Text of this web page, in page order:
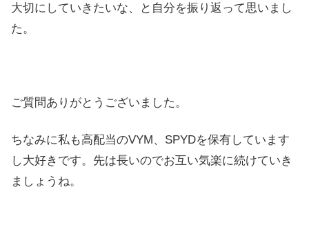
大切にしていきたいな、と自分を振り返って思いまし
た。
ご質問ありがとうございました。
ちなみに私も高配当のVYM、SPYDを保有しています
し大好きです。先は長いのでお互い気楽に続けていき
ましょうね。